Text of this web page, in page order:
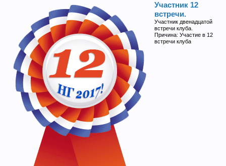
Участник 12
встречи.
Участник двенадцатой
встречи клуба.
Причина: Участие в 12
встречи клуба